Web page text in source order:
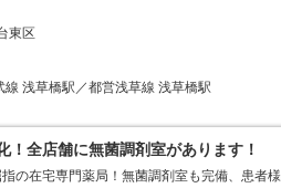
東区
線 浅草橋駅／都営浅草線 浅草橋駅
！全店舗に無菌調剤室があります！
指の在宅専門薬局！無菌調剤室も完備、患者